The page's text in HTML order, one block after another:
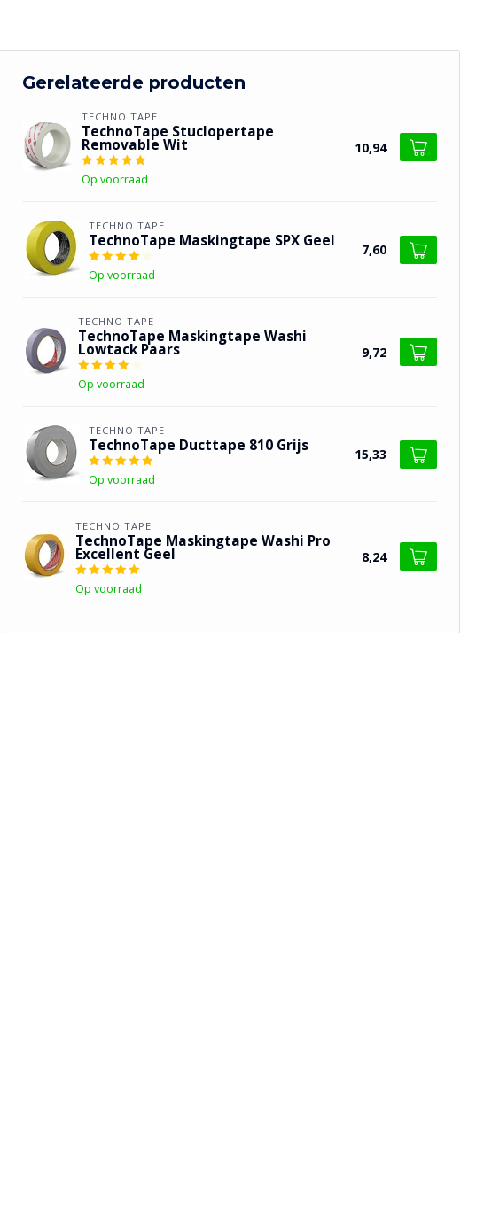
Gerelateerde producten
TECHNO TAPE
TechnoTape Stuclopertape
Removable Wit
Op voorraad
10,94
TECHNO TAPE
TechnoTape Maskingtape SPX Geel
Op voorraad
7,60
TECHNO TAPE
TechnoTape Maskingtape Washi
Lowtack Paars
Op voorraad
9,72
TECHNO TAPE
TechnoTape Ducttape 810 Grijs
Op voorraad
15,33
TECHNO TAPE
TechnoTape Maskingtape Washi Pro
Excellent Geel
Op voorraad
8,24